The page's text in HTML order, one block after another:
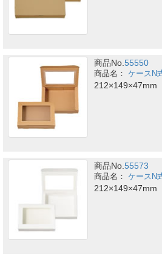
商品No.55550
ケースN
212×149×47mm
商品No.55573
ケースN
212×149×47mm